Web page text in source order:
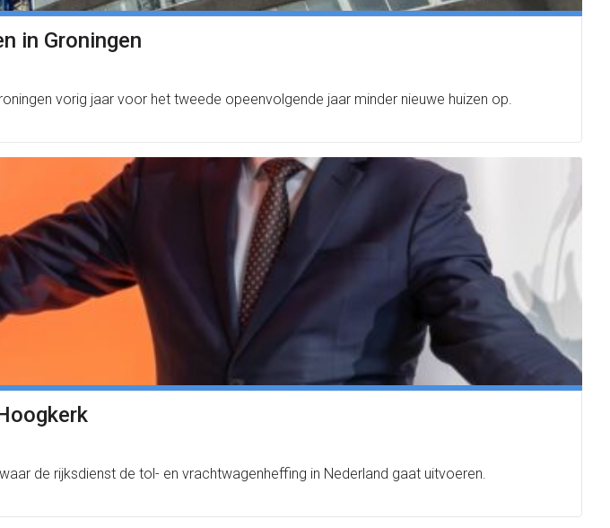
in Groningen
vorig jaar voor het tweede opeenvolgende jaar minder nieuwe huizen op.
de rijksdienst de tol- en vrachtwagenheffing in Nederland gaat uitvoeren.